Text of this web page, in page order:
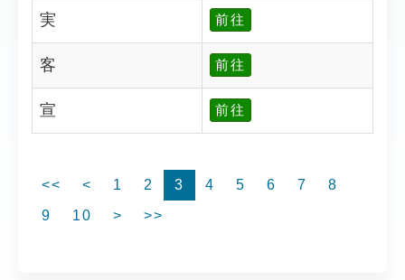
実 前往
客 前往
宣 前往
<< < 1 2 3 4 5 6 7
8
9
10 > >>